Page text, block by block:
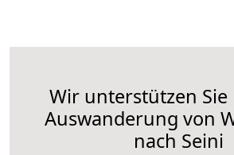
Wir unterstützen
Auswanderung von
nach Seini